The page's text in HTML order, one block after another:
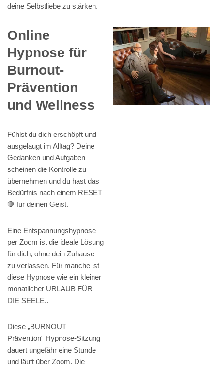
deine Selbstliebe zu stärken.
Online
Hypnose für
Burnout-
Prävention
und Wellness
Fühlst du dich erschöpft und
ausgelaugt im Alltag? Deine
Gedanken und Aufgaben
scheinen die Kontrolle zu
übernehmen und du hast das
Bedürfnis nach einem RESET
🛑 für deinen Geist.
Eine Entspannungshypnose
per Zoom ist die ideale Lösung
für dich, ohne dein Zuhause
zu verlassen. Für manche ist
diese Hypnose wie ein kleiner
monatlicher URLAUB FÜR
DIE SEELE..
Diese „BURNOUT
Prävention“ Hypnose-Sitzung
dauert ungefähr eine Stunde
und läuft über Zoom. Die